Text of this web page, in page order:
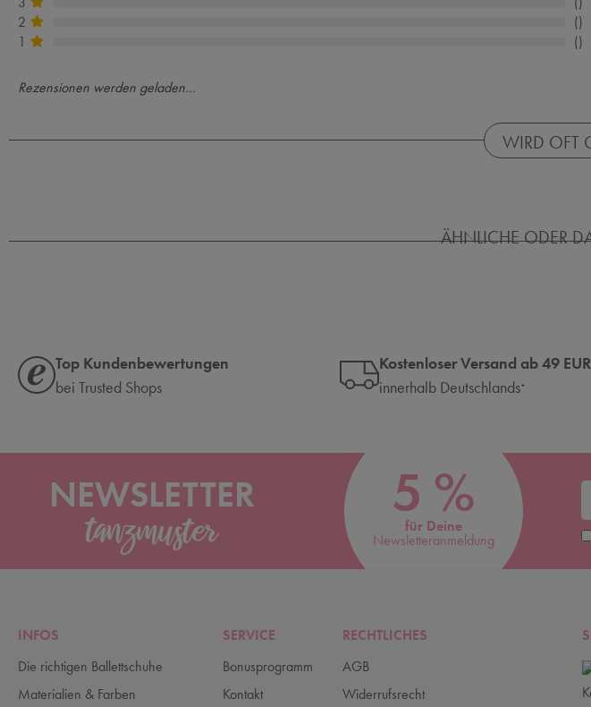
2
1
Rezensionen werden geladen...
WIRD OFT
ÄHNLICHE ODER
Top Kundenbewertungen
bei Trusted Shops
Kostenloser Versand ab 49 EUR
innerhalb Deutschlands*
NEWSLETTER 5 %
für Deine
Newsletteranmeldung
INFOS
Die richtigen Ballettschuhe
Materialien & Farben
SERVICE
Bonusprogramm
Kontakt
RECHTLICHES
AGB
Widerrufsrecht